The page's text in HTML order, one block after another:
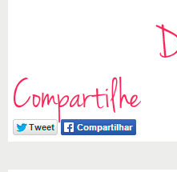
Compartilhe